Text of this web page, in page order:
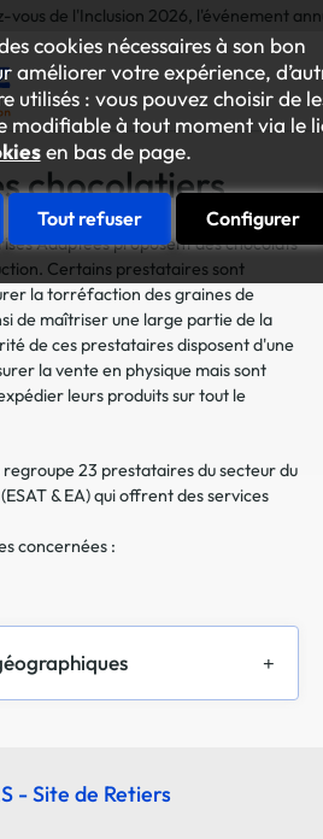
cookies nécessaires à son bon
améliorer votre expérience,
utilisés : vous pouvez choisir de
modifiable à tout moment via le
en bas de page.
Tout refuser Configurer
l'Inclusion 2026, l'événement annuel
chocolatiers
Adaptées proposent des chocolats
Certains prestataires sont
la torréfaction des graines de
de maîtriser une large partie de la
de ces prestataires disposent d'une
la vente en physique mais sont
leurs produits sur tout le
23 prestataires du secteur du
& EA) qui offrent des services
concernées :
- Site de Retiers